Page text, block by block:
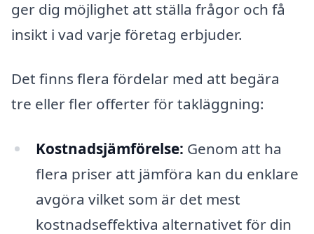
ger dig möjlighet att ställa frågor och få
insikt i vad varje företag erbjuder.
Det finns flera fördelar med att begära
tre eller fler offerter för takläggning:
Kostnadsjämförelse: Genom att ha
flera priser att jämföra kan du enklare
avgöra vilket som är det mest
kostnadseffektiva alternativet för din